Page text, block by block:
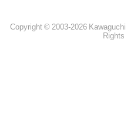
Copyright © 2003-2026
Rights